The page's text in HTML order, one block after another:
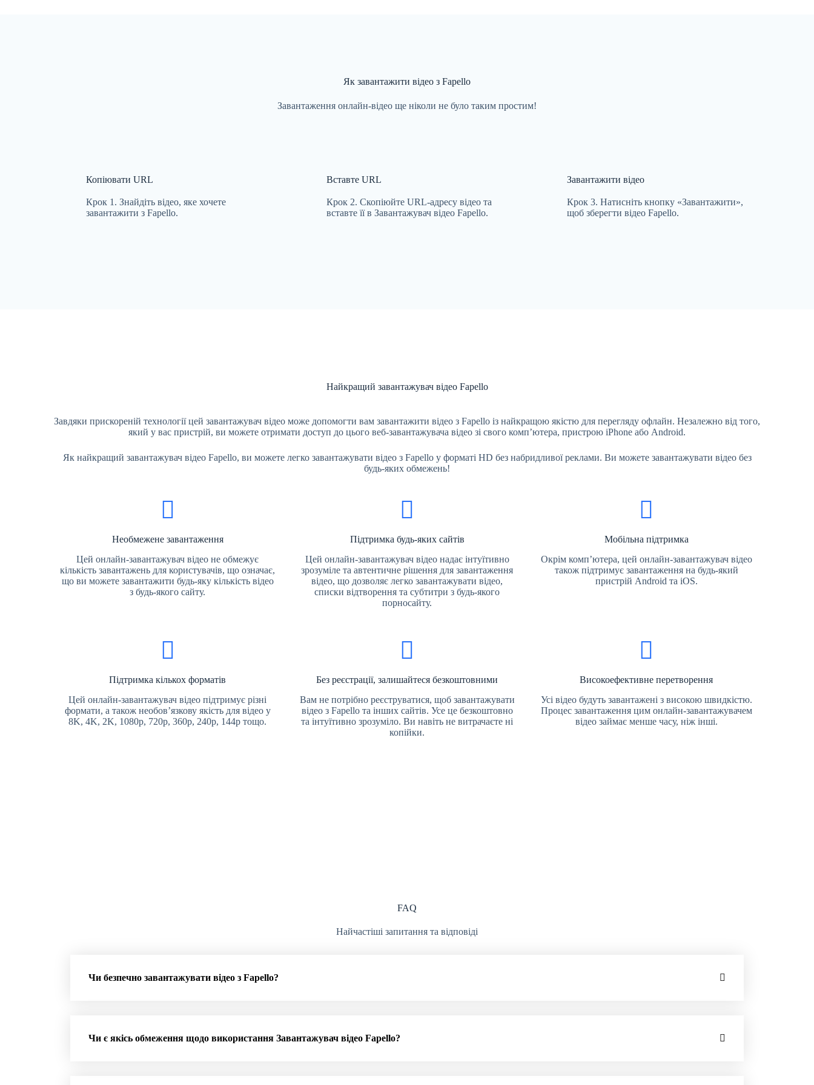
Як завантажити відео з Fapello
Завантаження онлайн-відео ще ніколи не було таким простим!
Копіювати URL
Крок 1. Знайдіть відео, яке хочете
завантажити з Fapello.
Вставте URL
Крок 2. Скопіюйте URL-адресу відео та
вставте її в Завантажувач відео Fapello.
Завантажити відео
Крок 3. Натисніть кнопку «Завантажити»,
щоб зберегти відео Fapello.
Найкращий завантажувач відео Fapello
Завдяки прискореній технології цей завантажувач відео може допомогти вам завантажити відео з Fapello із найкращою якістю для перегляду офлайн. Незалежно від того,
який у вас пристрій, ви можете отримати доступ до цього веб-завантажувача відео зі свого комп’ютера, пристрою iPhone або Android.
Як найкращий завантажувач відео Fapello, ви можете легко завантажувати відео з Fapello у форматі HD без набридливої ​​реклами. Ви можете завантажувати відео без
будь-яких обмежень!
Необмежене завантаження
Цей онлайн-завантажувач відео не обмежує
кількість завантажень для користувачів, що означає,
що ви можете завантажити будь-яку кількість відео
з будь-якого сайту.
Підтримка будь-яких сайтів
Цей онлайн-завантажувач відео надає інтуїтивно
зрозуміле та автентичне рішення для завантаження
відео, що дозволяє легко завантажувати відео,
списки відтворення та субтитри з будь-якого
порносайту.
Мобільна підтримка
Окрім комп’ютера, цей онлайн-завантажувач відео
також підтримує завантаження на будь-який
пристрій Android та iOS.
Підтримка кількох форматів
Цей онлайн-завантажувач відео підтримує різні
формати, а також необов’язкову якість для відео у
8K, 4K, 2K, 1080p, 720p, 360p, 240p, 144p тощо.
Без реєстрації, залишайтеся безкоштовними
Вам не потрібно реєструватися, щоб завантажувати
відео з Fapello та інших сайтів. Усе це безкоштовно
та інтуїтивно зрозуміло. Ви навіть не витрачаєте ні
копійки.
Високоефективне перетворення
Усі відео будуть завантажені з високою швидкістю.
Процес завантаження цим онлайн-завантажувачем
відео займає менше часу, ніж інші.
FAQ
Найчастіші запитання та відповіді
Чи безпечно завантажувати відео з Fapello?
Чи є якісь обмеження щодо використання Завантажувач відео Fapello?